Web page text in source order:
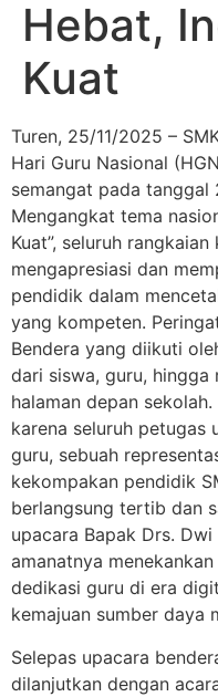
Hebat,
Kuat
Turen, 25/11/2025 –
Hari Guru Nasional
semangat pada
Mengangkat tema
Kuat”, seluruh
mengapresiasi dan
pendidik dalam
yang kompeten.
Bendera yang diikuti
dari siswa, guru,
halaman depan
karena seluruh petugas
guru, sebuah
kekompakan pendidik
berlangsung tertib dan
upacara Bapak Drs.
amanatnya
dedikasi guru di era
kemajuan sumber daya
Selepas upacara
dilanjutkan dengan